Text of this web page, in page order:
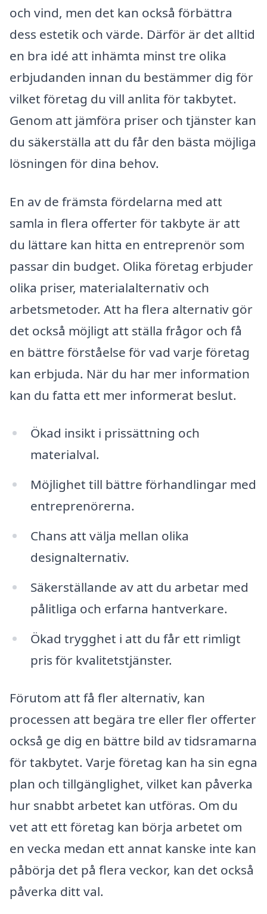
och vind, men det kan också förbättra
dess estetik och värde. Därför är det alltid
en bra idé att inhämta minst tre olika
erbjudanden innan du bestämmer dig för
vilket företag du vill anlita för takbytet.
Genom att jämföra priser och tjänster kan
du säkerställa att du får den bästa möjliga
lösningen för dina behov.
En av de främsta fördelarna med att
samla in flera offerter för takbyte är att
du lättare kan hitta en entreprenör som
passar din budget. Olika företag erbjuder
olika priser, materialalternativ och
arbetsmetoder. Att ha flera alternativ gör
det också möjligt att ställa frågor och få
en bättre förståelse för vad varje företag
kan erbjuda. När du har mer information
kan du fatta ett mer informerat beslut.
Ökad insikt i prissättning och
materialval.
Möjlighet till bättre förhandlingar med
entreprenörerna.
Chans att välja mellan olika
designalternativ.
Säkerställande av att du arbetar med
pålitliga och erfarna hantverkare.
Ökad trygghet i att du får ett rimligt
pris för kvalitetstjänster.
Förutom att få fler alternativ, kan
processen att begära tre eller fler offerter
också ge dig en bättre bild av tidsramarna
för takbytet. Varje företag kan ha sin egna
plan och tillgänglighet, vilket kan påverka
hur snabbt arbetet kan utföras. Om du
vet att ett företag kan börja arbetet om
en vecka medan ett annat kanske inte kan
påbörja det på flera veckor, kan det också
påverka ditt val.